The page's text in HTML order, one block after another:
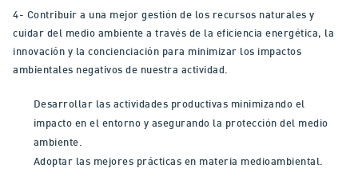
4- Contribuir a una mejor gestión de los recursos naturales y
cuidar del medio ambiente a través de la eficiencia energética, la
innovación y la concienciación para minimizar los impactos
ambientales negativos de nuestra actividad.
Desarrollar las actividades productivas minimizando el
impacto en el entorno y asegurando la protección del medio
ambiente.
Adoptar las mejores prácticas en materia medioambiental.